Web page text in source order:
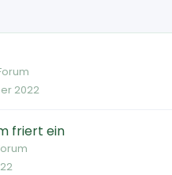
2022
friert ein